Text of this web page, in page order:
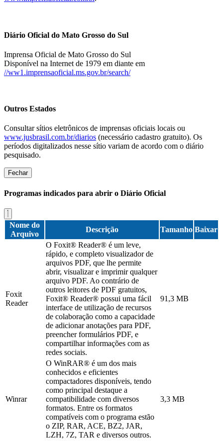
Diário Oficial do Mato Grosso do Sul
Imprensa Oficial de Mato Grosso do Sul
Disponível na Internet de 1979 em diante em
//ww1.imprensaoficial.ms.gov.br/search/
Outros Estados
Consultar sítios eletrônicos de imprensas oficiais locais ou
www.jusbrasil.com.br/diarios (necessário cadastro gratuito). Os
períodos digitalizados nesse sítio variam de acordo com o diário
pesquisado.
Fechar
Programas indicados para abrir o Diário Oficial
Nome do
Arquivo
Descrição Tamanho Baixar
Foxit
Reader
O Foxit® Reader® é um leve,
rápido, e completo visualizador de
arquivos PDF, que lhe permite
abrir, visualizar e imprimir qualquer
arquivo PDF. Ao contrário de
outros leitores de PDF gratuitos,
Foxit® Reader® possui uma fácil
interface de utilização de recursos
de colaboração como a capacidade
de adicionar anotações para PDF,
preencher formulários PDF, e
compartilhar informações com as
redes sociais.
91,3 MB
Winrar
O WinRAR® é um dos mais
conhecidos e eficientes
compactadores disponíveis, tendo
como principal destaque a
compatibilidade com diversos
formatos. Entre os formatos
compatíveis com o programa estão
o ZIP, RAR, ACE, BZ2, JAR,
LZH, 7Z, TAR e diversos outros.
3,3 MB